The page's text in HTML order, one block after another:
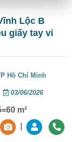
Lộc B
giấy tay vi
Hồ Chí Minh
03/06/2026
m²